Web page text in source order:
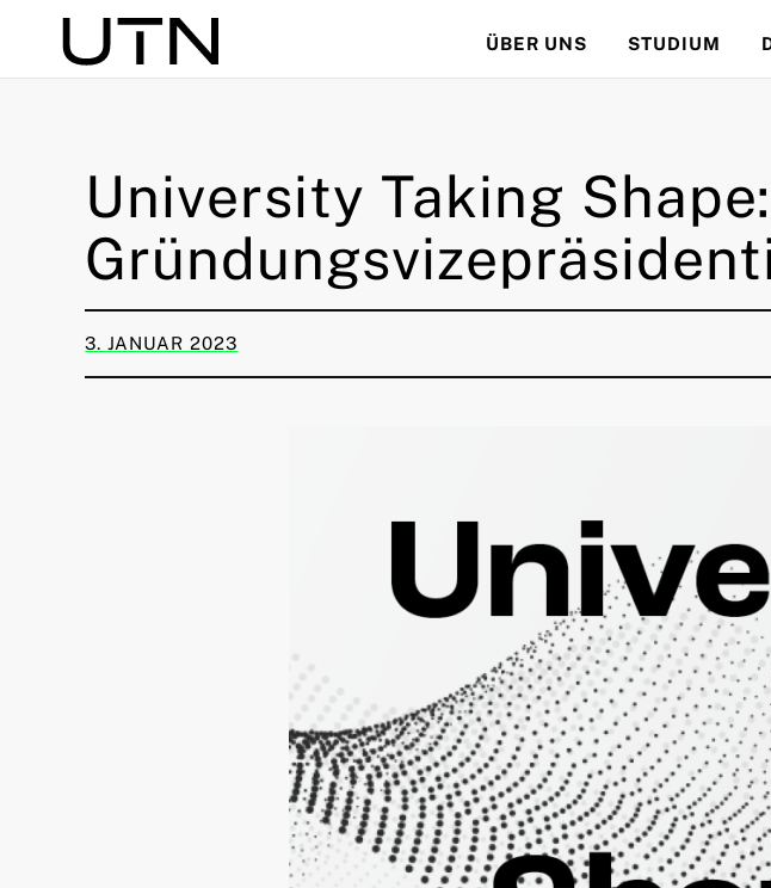
ÜBER UNS STUDIUM
University Taking
3. JANUAR 2023